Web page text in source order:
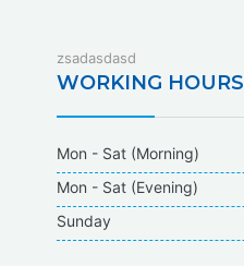
dodobet
oldcasino
casipol
barbibet
zsadasdasd
WORKING HOURS
Mon - Sat (Morning)
Mon - Sat (Evening)
Sunday